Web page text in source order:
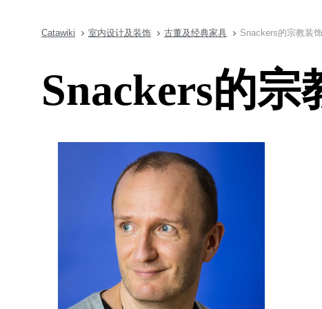
Catawiki 室内设计及装饰 古董及经典家具 Snackers的宗教装
Snackers的